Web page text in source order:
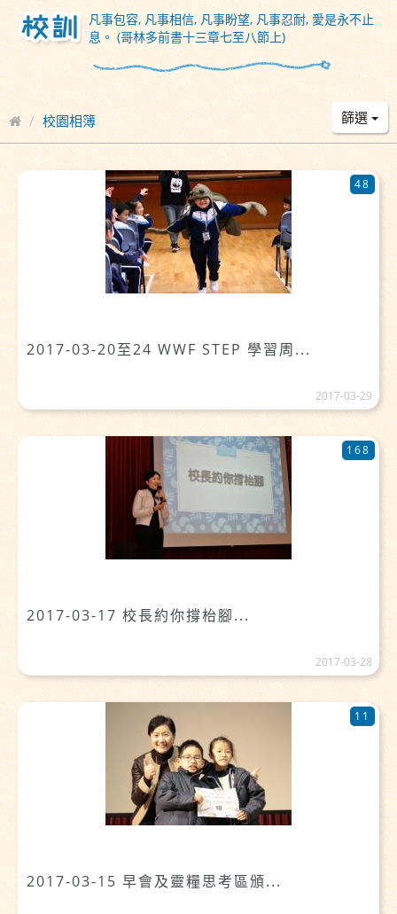
凡事包容, 凡事相信, 凡事盼望, 凡事忍耐, 愛是永不止
息。 (哥林多前書十三章七至八節上)
校園相簿 篩選
2017-03-20至24 WWF STEP 學習周...
48
2017-03-29
2017-03-17 校長約你撐枱腳...
168
2017-03-28
2017-03-15 早會及靈糧思考區頒...
11